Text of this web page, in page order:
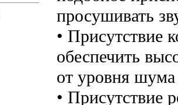
просушивать
• Присутствие
обеспечить
от уровня
• Присутствие